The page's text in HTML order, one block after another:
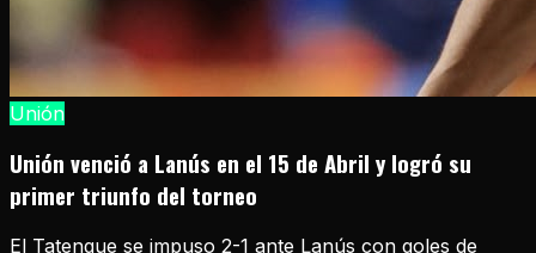
Unión
Unión venció a Lanús en el 15 de Abril y logró su
primer triunfo del torneo
El Tatengue se impuso 2-1 ante Lanús con goles de